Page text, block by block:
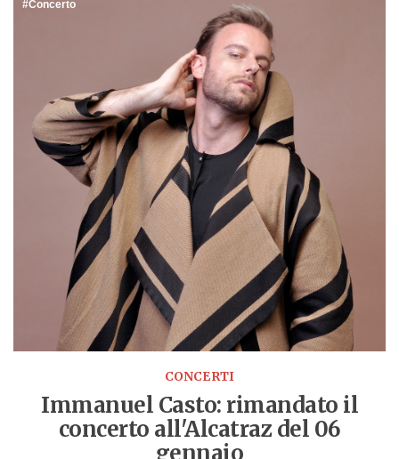
Concerto
CONCERTI
Immanuel Casto: rimandato il
concerto all'Alcatraz del 06
gennaio